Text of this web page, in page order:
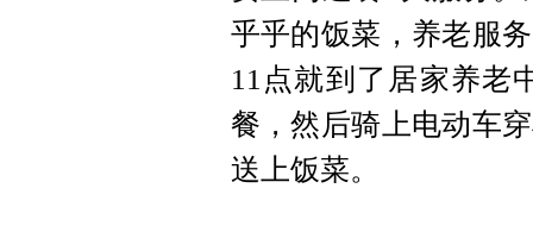
乎乎的饭菜，养老服
11点就到了居家养老
餐，然后骑上电动车
送上饭菜。